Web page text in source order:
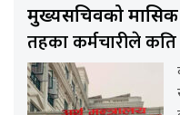
मुख्यसचिवको मासिक
तहका कर्मचारीले